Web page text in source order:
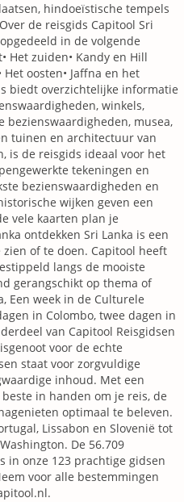
hindoeïstische tempels
de reisgids Capitool Sri
in de volgende
Het zuiden• Kandy en Hill
oosten• Jaffna en het
biedt overzichtelijke informatie
winkels,
bezienswaardigheden, musea,
tuinen en architectuur van
is de reisgids ideaal voor het
tekeningen en
bezienswaardigheden en
wijken geven een
vele kaarten plan je
ontdekken Sri Lanka is een
of te doen. Capitool heeft
langs de mooiste
gerangschikt op thema of
Een week in de Culturele
in Colombo, twee dagen in
van Capitool Reisgidsen
voor de echte
staat voor zorgvuldige
inhoud. Met een
in handen om je reis, de
optimaal te beleven.
Lissabon en Slovenië tot
De 56.709
in onze 123 prachtige gidsen
voor alle bestemmingen